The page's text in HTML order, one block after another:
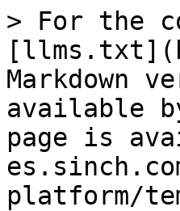
> For the
Markdown
available
page is
platform/